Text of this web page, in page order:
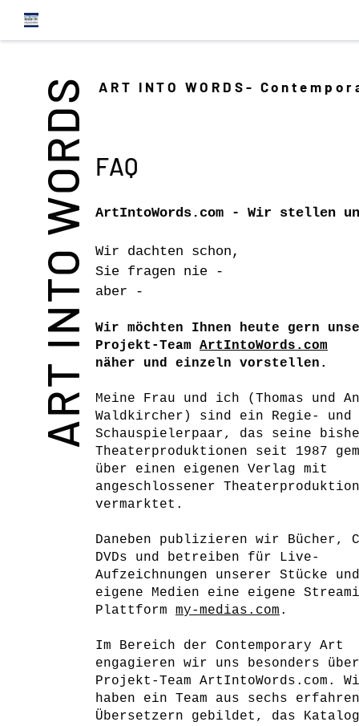
ART
INTO WORDS ART INTO WORDS-
FAQ
ArtIntoWords.com - Wir stellen
Wir dachten schon,
Sie fragen nie -
aber -
Wir möchten Ihnen heute gern
Projekt-Team ArtIntoWords.com
näher und einzeln vorstellen.
Meine Frau und ich (Thomas und
Waldkircher) sind ein Regie- und
Schauspielerpaar, das seine
Theaterproduktionen seit 1987
über einen eigenen Verlag mit
angeschlossener Theaterproduktion
vermarktet.
Daneben publizieren wir Bücher,
DVDs und betreiben für Live-
Aufzeichnungen unserer Stücke und
eigene Medien eine eigene
Plattform my-medias.com .
Im Bereich der Contemporary Art
engagieren wir uns besonders
Projekt-Team ArtIntoWords.com.
haben ein Team aus sechs
Übersetzern gebildet, das